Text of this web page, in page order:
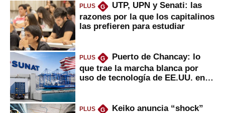
PLUS G
UTP, UPN y Senati: las
razones por la que los capitalinos
las prefieren para estudiar
PLUS G
Puerto de Chancay: lo
que trae la marcha blanca por
uso de tecnología de EE.UU. en
PLUS G
Keiko anuncia “shock”